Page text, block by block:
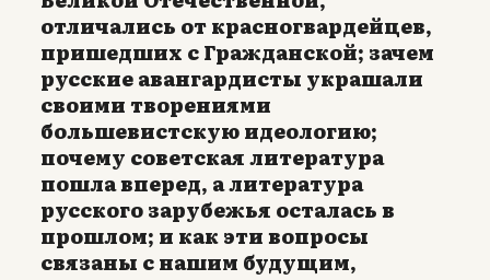
отличались от красногвардейцев,
пришедших с Гражданской; зачем
русские авангардисты украшали
своими творениями
большевистскую идеологию;
почему советская литература
пошла вперед, а литература
русского зарубежья осталась в
прошлом; и как эти вопросы
связаны с нашим будущим,